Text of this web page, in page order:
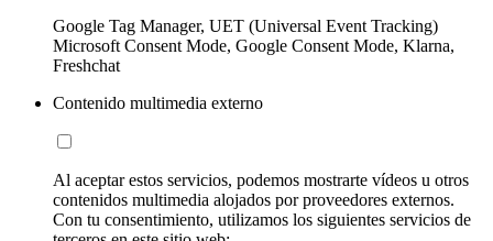
Google Tag Manager, UET (Universal Event Tracking)
Microsoft Consent Mode, Google Consent Mode, Klarna,
Freshchat
Contenido multimedia externo
Al aceptar estos servicios, podemos mostrarte vídeos u otros
contenidos multimedia alojados por proveedores externos.
Con tu consentimiento, utilizamos los siguientes servicios de